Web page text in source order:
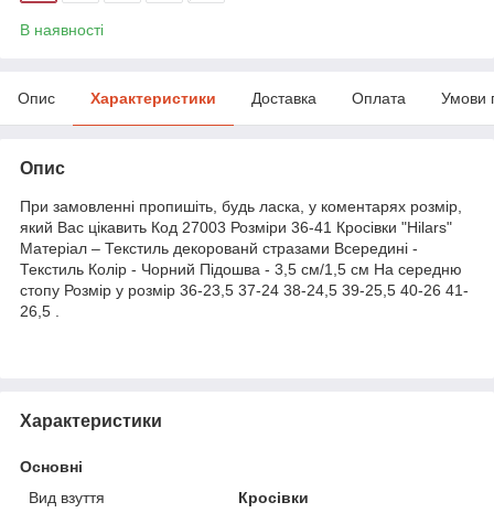
В наявності
Опис Характеристики Доставка Оплата Умови
Опис
При замовленні пропишіть, будь ласка, у коментарях розмір,
який Вас цікавить Код 27003 Розміри 36-41 Кросівки "Hilars"
Матеріал – Текстиль декорованй стразами Всередині -
Текстиль Колір - Чорний Підошва - 3,5 см/1,5 см На середню
стопу Розмір у розмір 36-23,5 37-24 38-24,5 39-25,5 40-26 41-
26,5 .
Характеристики
Основні
Вид взуття
Кросівки